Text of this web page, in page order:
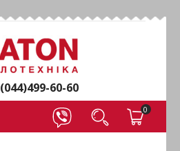
(044)499-60-60
0